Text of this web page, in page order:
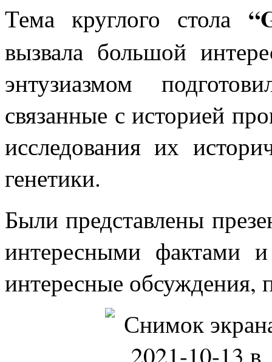
Тема круглого стола “
вызвала большой
энтузиазмом
связанные с историей
исследования их
генетики.
Были представлены
интересными фактами
интересные обсуждения,